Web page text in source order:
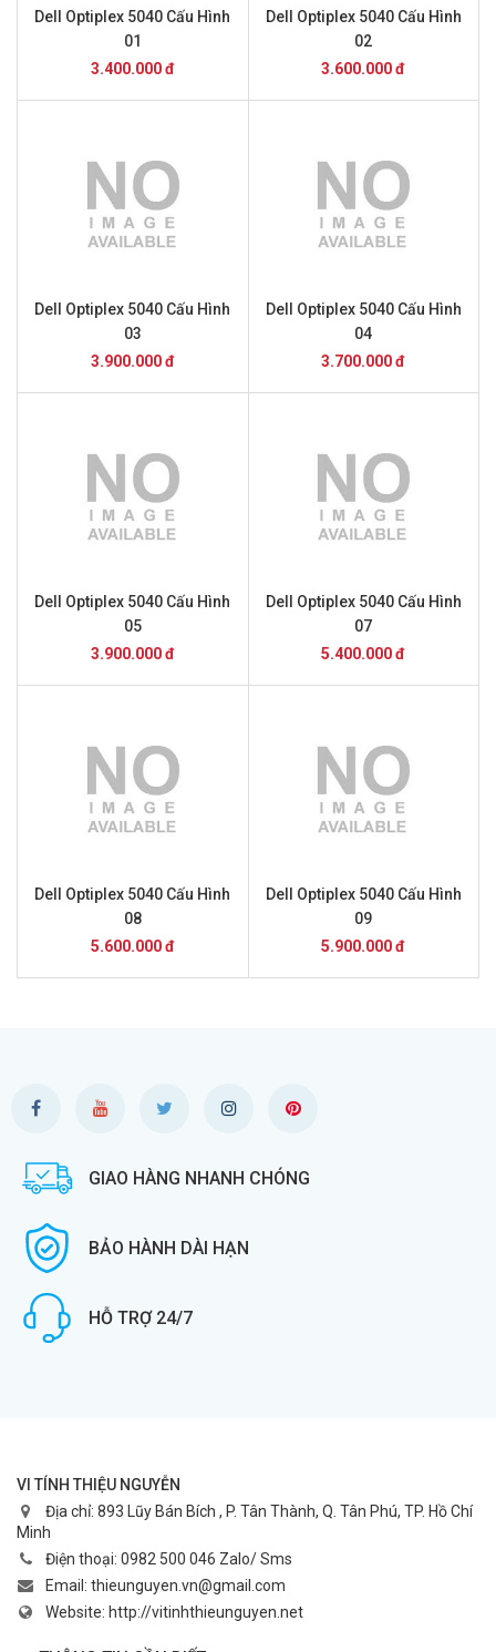
Dell Optiplex 5040 Cấu Hình
01
3.400.000 đ
Dell Optiplex 5040 Cấu Hình
02
3.600.000 đ
Dell Optiplex 5040 Cấu Hình
03
3.900.000 đ
Dell Optiplex 5040 Cấu Hình
04
3.700.000 đ
Dell Optiplex 5040 Cấu Hình
05
3.900.000 đ
Dell Optiplex 5040 Cấu Hình
07
5.400.000 đ
Dell Optiplex 5040 Cấu Hình
08
5.600.000 đ
Dell Optiplex 5040 Cấu Hình
09
5.900.000 đ
GIAO HÀNG NHANH CHÓNG
BẢO HÀNH DÀI HẠN
HỖ TRỢ 24/7
VI TÍNH THIỆU NGUYỄN
Địa chỉ: 893 Lũy Bán Bích , P. Tân Thành, Q. Tân Phú, TP. Hồ Chí
Minh
Điện thoại: 0982 500 046 Zalo/ Sms
Email: thieunguyen.vn@gmail.com
Website: http://vitinhthieunguyen.net